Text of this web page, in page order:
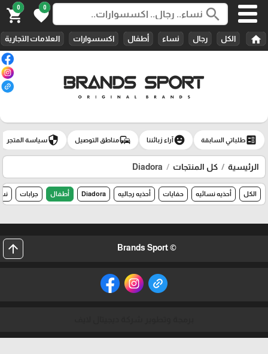
search
0
favorite
0
shopping_cart
home الكل رجال نساء أطفال اكسسوارات العلامات التجارية
ballotطلباتي السابقة emoji_emotionsآراء زبائننا commuteمناطق التوصيل securityسياسة المتجر
الرئيسية كل المنتجات Diadora
الكل أحذيه نسائيه حفايات أحذيه رجاليه Diadora أطفال جرابات
© Brands Sport
arrow_upward